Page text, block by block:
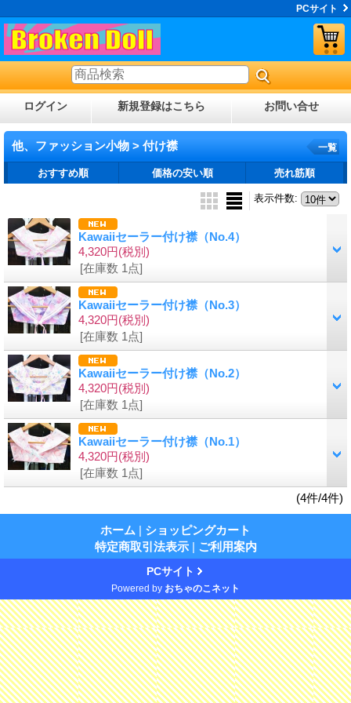
PCサイト
ログイン 新規登録はこちら お問い合せ
他、ファッション小物 > 付け襟 一覧
おすすめ順 価格の安い順 売れ筋順
表示件数:
Kawaiiセーラー付け襟（No.4）
4,320円(税別)
[在庫数 1点]
Kawaiiセーラー付け襟（No.3）
4,320円(税別)
[在庫数 1点]
Kawaiiセーラー付け襟（No.2）
4,320円(税別)
[在庫数 1点]
Kawaiiセーラー付け襟（No.1）
4,320円(税別)
[在庫数 1点]
(4件/4件)
ホーム | ショッピングカート
特定商取引法表示 | ご利用案内
PCサイト
Powered by おちゃのこネット